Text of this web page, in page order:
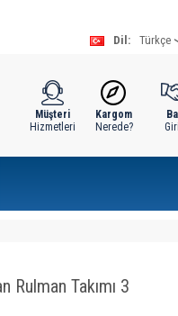
Dil:
Kargom
Nerede?
Müşteri
Hizmetleri
Rulman Takımı 3